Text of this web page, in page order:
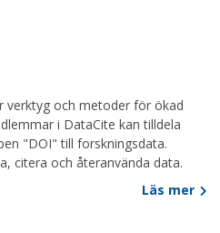
verktyg och metoder för ökad
i DataCite kan tilldela
"DOI" till forskningsdata.
citera och återanvända data.
Läs mer